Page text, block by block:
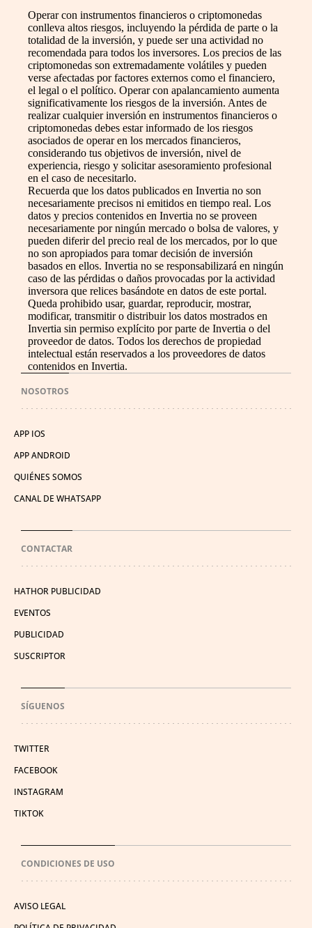
Operar con instrumentos financieros o criptomonedas
conlleva altos riesgos, incluyendo la pérdida de parte o la
totalidad de la inversión, y puede ser una actividad no
recomendada para todos los inversores. Los precios de las
criptomonedas son extremadamente volátiles y pueden
verse afectadas por factores externos como el financiero,
el legal o el político. Operar con apalancamiento aumenta
significativamente los riesgos de la inversión. Antes de
realizar cualquier inversión en instrumentos financieros o
criptomonedas debes estar informado de los riesgos
asociados de operar en los mercados financieros,
considerando tus objetivos de inversión, nivel de
experiencia, riesgo y solicitar asesoramiento profesional
en el caso de necesitarlo.
Recuerda que los datos publicados en Invertia no son
necesariamente precisos ni emitidos en tiempo real. Los
datos y precios contenidos en Invertia no se proveen
necesariamente por ningún mercado o bolsa de valores, y
pueden diferir del precio real de los mercados, por lo que
no son apropiados para tomar decisión de inversión
basados en ellos. Invertia no se responsabilizará en ningún
caso de las pérdidas o daños provocadas por la actividad
inversora que relices basándote en datos de este portal.
Queda prohibido usar, guardar, reproducir, mostrar,
modificar, transmitir o distribuir los datos mostrados en
Invertia sin permiso explícito por parte de Invertia o del
proveedor de datos. Todos los derechos de propiedad
intelectual están reservados a los proveedores de datos
contenidos en Invertia.
NOSOTROS
APP IOS
APP ANDROID
QUIÉNES SOMOS
CANAL DE WHATSAPP
CONTACTAR
HATHOR PUBLICIDAD
EVENTOS
PUBLICIDAD
SUSCRIPTOR
SÍGUENOS
TWITTER
FACEBOOK
INSTAGRAM
TIKTOK
CONDICIONES DE USO
AVISO LEGAL